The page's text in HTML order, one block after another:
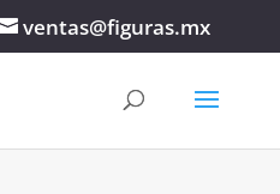
ventas@figuras.mx